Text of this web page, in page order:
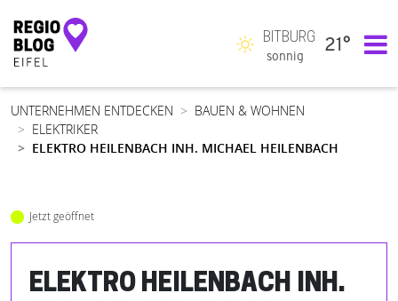
Hauptnavigation
BITBURG
sonnig
21°
UNTERNEHMEN ENTDECKEN
BAUEN & WOHNEN
ELEKTRIKER
ELEKTRO HEILENBACH INH. MICHAEL HEILENBACH
Jetzt geöffnet
ELEKTRO HEILENBACH INH.